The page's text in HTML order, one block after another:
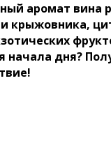
аромат вина
крыжовника,
начала дня?